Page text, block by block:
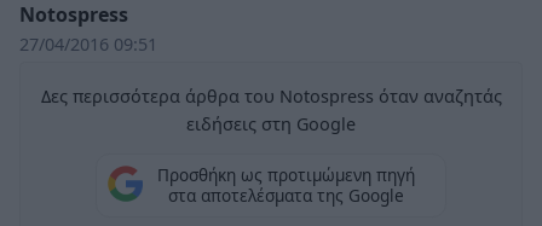
Notospress
27/04/2016 09:51
Δες περισσότερα άρθρα του Notospress όταν αναζητάς
ειδήσεις στη Google
Προσθήκη ως προτιμώμενη πηγή
στα αποτελέσματα της Google